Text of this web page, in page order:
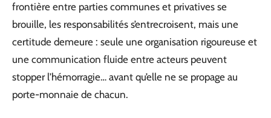
frontière entre parties communes et privatives se
brouille, les responsabilités s’entrecroisent, mais une
certitude demeure : seule une organisation rigoureuse et
une communication fluide entre acteurs peuvent
stopper l’hémorragie… avant qu’elle ne se propage au
porte-monnaie de chacun.